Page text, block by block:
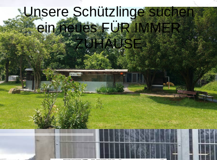
Unsere Schützlinge suchen
ein neues FÜR IMMER
ZUHAUSE